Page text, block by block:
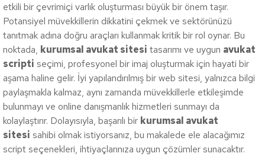
etkili bir çevrimiçi varlık oluşturması büyük bir önem taşır.
Potansiyel müvekkillerin dikkatini çekmek ve sektörünüzü
tanıtmak adına doğru araçları kullanmak kritik bir rol oynar. Bu
noktada, kurumsal avukat sitesi tasarımı ve uygun avukat
scripti seçimi, profesyonel bir imaj oluşturmak için hayati bir
aşama haline gelir. İyi yapılandırılmış bir web sitesi, yalnızca bilgi
paylaşmakla kalmaz, aynı zamanda müvekkillerle etkileşimde
bulunmayı ve online danışmanlık hizmetleri sunmayı da
kolaylaştırır. Dolayısıyla, başarılı bir kurumsal avukat
sitesi sahibi olmak istiyorsanız, bu makalede ele alacağımız
script seçenekleri, ihtiyaçlarınıza uygun çözümler sunacaktır.